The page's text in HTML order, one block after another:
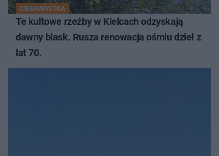
CIEKAWOSTKA
Te kultowe rzeźby w Kielcach odzyskają
dawny blask. Rusza renowacja ośmiu dzieł z
lat 70.